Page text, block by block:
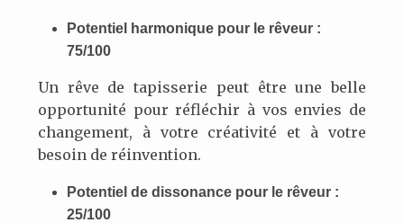
Potentiel harmonique pour le rêveur :
75/100
Un rêve de tapisserie peut être une belle
opportunité pour réfléchir à vos envies de
changement, à votre créativité et à votre
besoin de réinvention.
Potentiel de dissonance pour le rêveur :
25/100